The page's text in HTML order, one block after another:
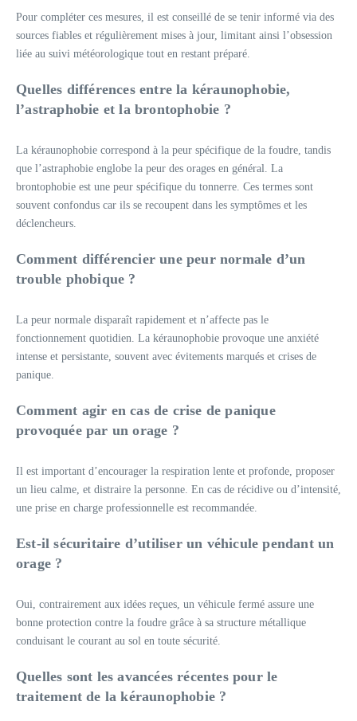
Pour compléter ces mesures, il est conseillé de se tenir informé via des
sources fiables et régulièrement mises à jour, limitant ainsi l’obsession
liée au suivi météorologique tout en restant préparé.
Quelles différences entre la kéraunophobie,
l’astraphobie et la brontophobie ?
La kéraunophobie correspond à la peur spécifique de la foudre, tandis
que l’astraphobie englobe la peur des orages en général. La
brontophobie est une peur spécifique du tonnerre. Ces termes sont
souvent confondus car ils se recoupent dans les symptômes et les
déclencheurs.
Comment différencier une peur normale d’un
trouble phobique ?
La peur normale disparaît rapidement et n’affecte pas le
fonctionnement quotidien. La kéraunophobie provoque une anxiété
intense et persistante, souvent avec évitements marqués et crises de
panique.
Comment agir en cas de crise de panique
provoquée par un orage ?
Il est important d’encourager la respiration lente et profonde, proposer
un lieu calme, et distraire la personne. En cas de récidive ou d’intensité,
une prise en charge professionnelle est recommandée.
Est-il sécuritaire d’utiliser un véhicule pendant un
orage ?
Oui, contrairement aux idées reçues, un véhicule fermé assure une
bonne protection contre la foudre grâce à sa structure métallique
conduisant le courant au sol en toute sécurité.
Quelles sont les avancées récentes pour le
traitement de la kéraunophobie ?